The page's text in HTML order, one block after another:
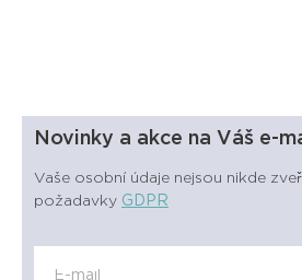
Novinky a akce na Váš e-
Vaše osobní údaje nejsou nikde
požadavky GDPR